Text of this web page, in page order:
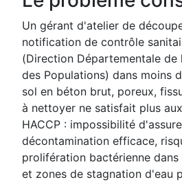
Un gérant d'atelier de
notification de contrôle
(Direction Départementale de
des Populations) dans moins
sol en béton brut, poreux,
à nettoyer ne satisfait plus
HACCP : impossibilité
décontamination efficace,
prolifération bactérienne dans
et zones de stagnation d'eau